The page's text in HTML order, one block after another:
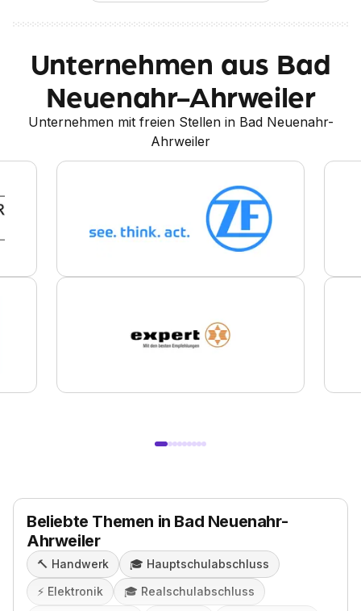
Unternehmen aus Bad
Neuenahr-Ahrweiler
Unternehmen mit freien Stellen in Bad Neuenahr-
Ahrweiler
Beliebte Themen in Bad Neuenahr-
Ahrweiler
🔨 Handwerk 🎓️ Hauptschulabschluss
⚡️ Elektronik 🎓️ Realschulabschluss